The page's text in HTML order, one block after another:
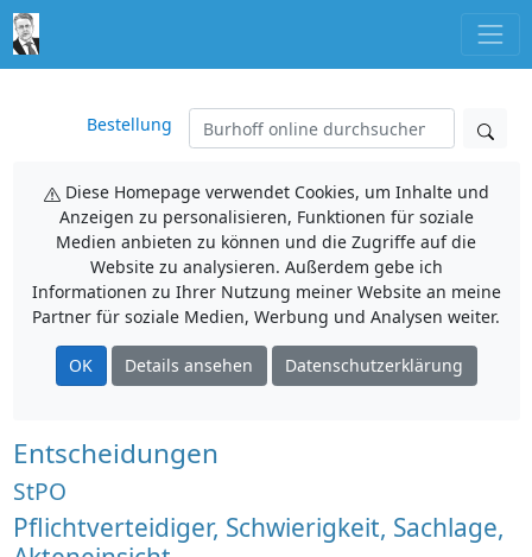
Bestellung
Diese Homepage verwendet Cookies, um Inhalte und
Anzeigen zu personalisieren, Funktionen für soziale
Medien anbieten zu können und die Zugriffe auf die
Website zu analysieren. Außerdem gebe ich
Informationen zu Ihrer Nutzung meiner Website an meine
Partner für soziale Medien, Werbung und Analysen weiter.
OK Details ansehen Datenschutzerklärung
Entscheidungen
StPO
Pflichtverteidiger, Schwierigkeit, Sachlage,